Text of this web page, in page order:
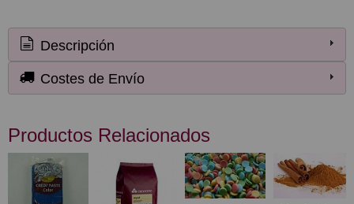
Descripción
Costes de Envío
Productos Relacionados